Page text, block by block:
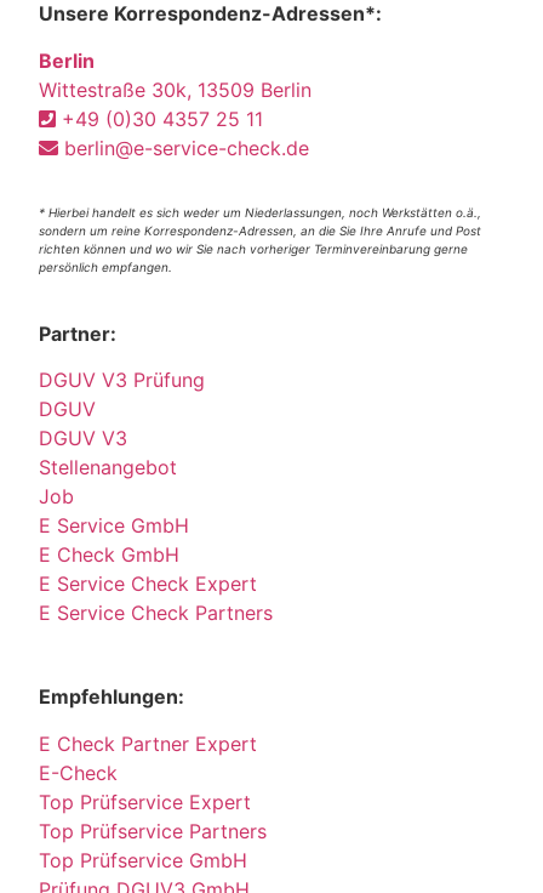
Unsere Korrespondenz-Adressen*:
Berlin
Wittestraße 30k, 13509 Berlin
+49 (0)30 4357 25 11
berlin@e-service-check.de
* Hierbei handelt es sich weder um Niederlassungen, noch Werkstätten o.ä.,
sondern um reine Korrespondenz-Adressen, an die Sie Ihre Anrufe und Post
richten können und wo wir Sie nach vorheriger Terminvereinbarung gerne
persönlich empfangen.
Partner:
DGUV V3 Prüfung
DGUV
DGUV V3
Stellenangebot
Job
E Service GmbH
E Check GmbH
E Service Check Expert
E Service Check Partners
Empfehlungen:
E Check Partner Expert
E-Check
Top Prüfservice Expert
Top Prüfservice Partners
Top Prüfservice GmbH